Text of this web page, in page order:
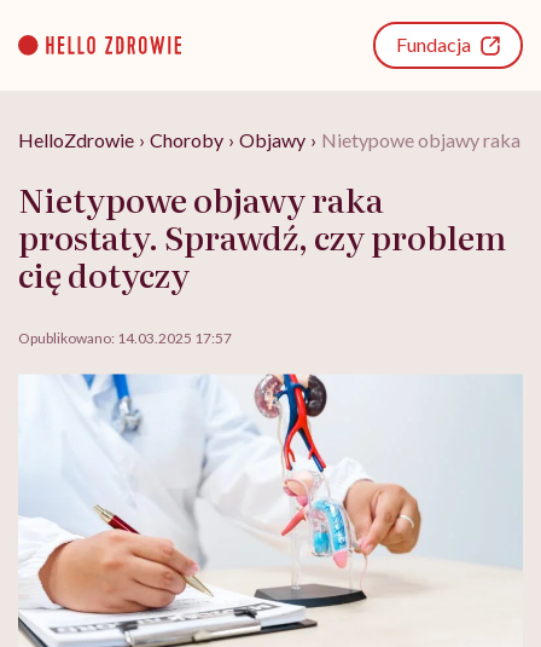
content
Fundacja
HelloZdrowie › Choroby › Objawy › Nietypowe objawy raka
Nietypowe objawy raka
prostaty. Sprawdź, czy problem
cię dotyczy
Opublikowano: 14.03.2025 17:57